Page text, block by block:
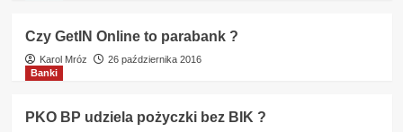
Czy GetIN Online to parabank ?
Karol Mróz
26 października 2016
Banki
PKO BP udziela pożyczki bez BIK ?